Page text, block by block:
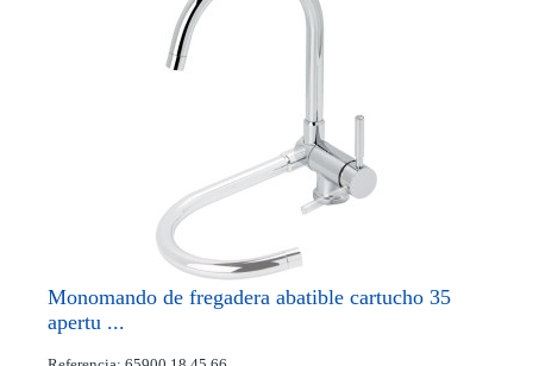
Monomando de fregadera abatible cartucho 35
apertu ...